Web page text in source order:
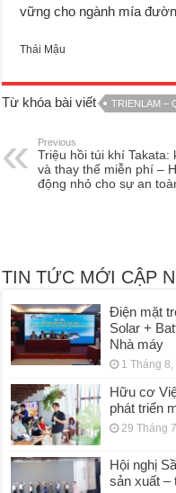
vững cho ngành mía
Thái Mậu
Từ khóa bài viết TRIENLAM –
Previous
Triệu hồi túi khí Takata:
và thay thế miễn phí –
động nhỏ cho sự an
TIN TỨC MỚI CẬP
Điện mặt
Solar +
Nhà máy
1 Tháng 8,
Hữu cơ
phát triển
29 Tháng
Hội nghị
sản xuất –